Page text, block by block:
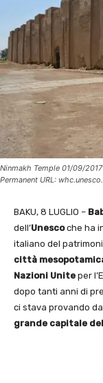
Ninmakh Temple 01/09/
Permanent URL:
BAKU, 8 LUGLIO –
dell’Unescoche ha
italiano del
città
Nazioni Unite per
dopo tanti anni di
ci stava provando
grande capitale